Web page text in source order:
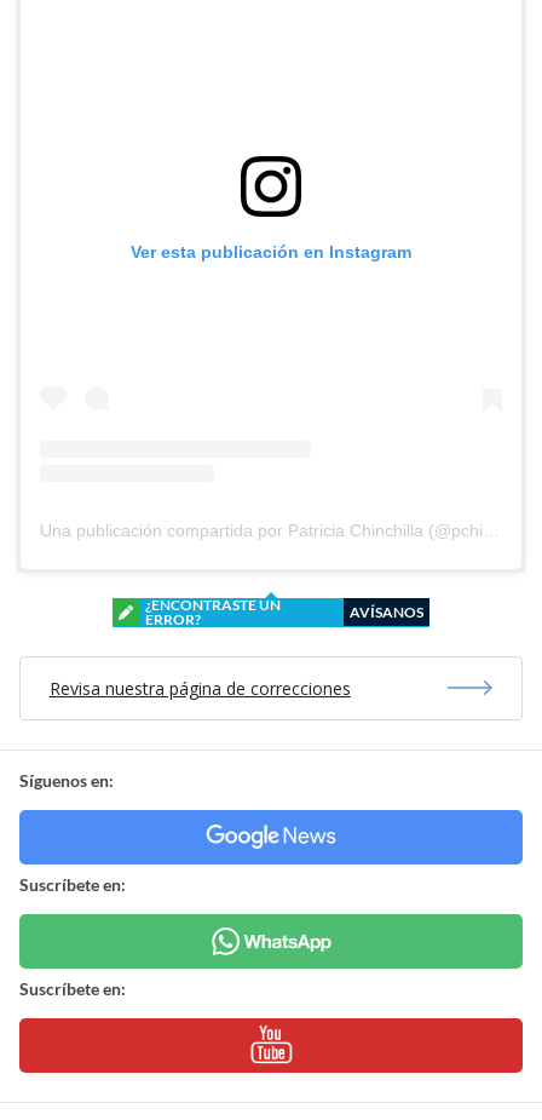
Ver esta publicación en Instagram
¿ENCONTRASTE UN
ERROR?
AVÍSANOS
Revisa nuestra página de correcciones
Síguenos en:
Suscríbete en:
Suscríbete en: